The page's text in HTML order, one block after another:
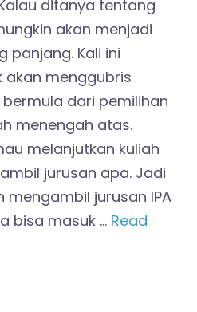
ditanya tentang
akan menjadi
panjang. Kali ini
akan menggubris
bermula dari pemilihan
menengah atas.
melanjutkan kuliah
jurusan apa. Jadi
jurusan IPA
bisa masuk … Read